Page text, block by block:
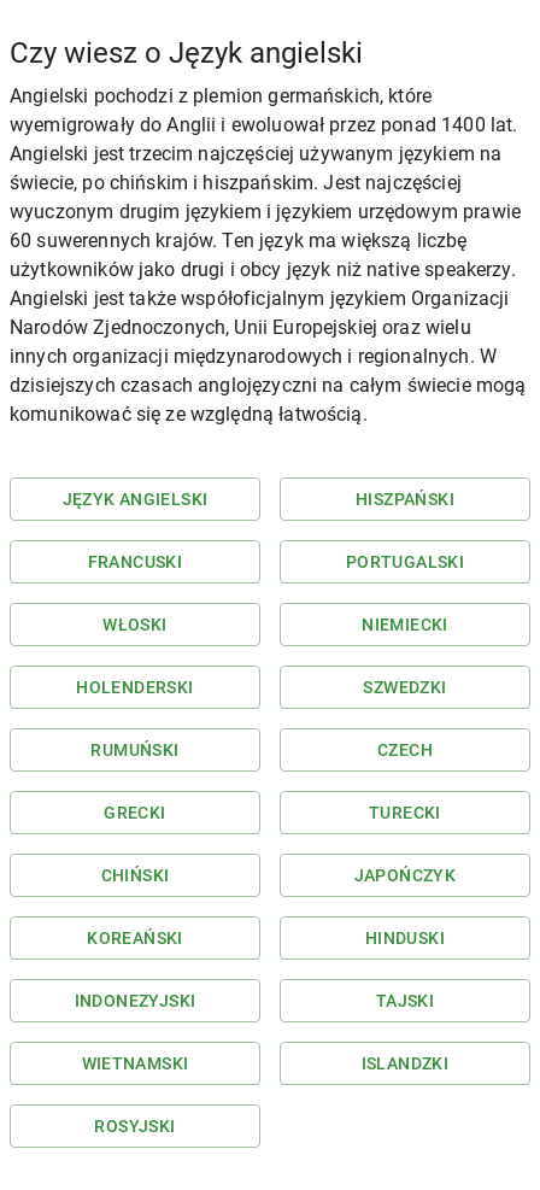
Czy wiesz o Język angielski
Angielski pochodzi z plemion germańskich, które
wyemigrowały do Anglii i ewoluował przez ponad 1400 lat.
Angielski jest trzecim najczęściej używanym językiem na
świecie, po chińskim i hiszpańskim. Jest najczęściej
wyuczonym drugim językiem i językiem urzędowym prawie
60 suwerennych krajów. Ten język ma większą liczbę
użytkowników jako drugi i obcy język niż native speakerzy.
Angielski jest także współoficjalnym językiem Organizacji
Narodów Zjednoczonych, Unii Europejskiej oraz wielu
innych organizacji międzynarodowych i regionalnych. W
dzisiejszych czasach anglojęzyczni na całym świecie mogą
komunikować się ze względną łatwością.
JĘZYK ANGIELSKI HISZPAŃSKI
FRANCUSKI PORTUGALSKI
WŁOSKI NIEMIECKI
HOLENDERSKI SZWEDZKI
RUMUŃSKI CZECH
GRECKI TURECKI
CHIŃSKI JAPOŃCZYK
KOREAŃSKI HINDUSKI
INDONEZYJSKI TAJSKI
WIETNAMSKI ISLANDZKI
ROSYJSKI